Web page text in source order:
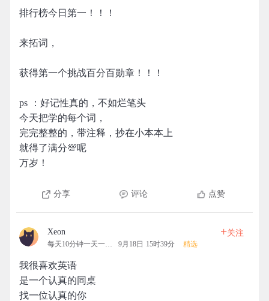
排行榜今日第一！！！
来拓词，
获得第一个挑战百分百勋章！！！
ps ：好记性真的，不如烂笔头
今天把学的每个词，
完完整整的，带注释，抄在小本本上
就得了满分💯呢
万岁！
分享 评论 点赞
Xeon
每天10分钟一天一清人 9月18日 15时39分 精选
+关注
我很喜欢英语
是一个认真的同桌
找一位认真的你